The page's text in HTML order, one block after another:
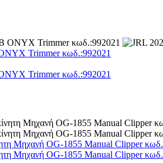
Trimmer κωδ.:992021
Trimmer κωδ.:992021
Μηχανή OG-1855 Manual Clipper
Μηχανή OG-1855 Manual Clipper